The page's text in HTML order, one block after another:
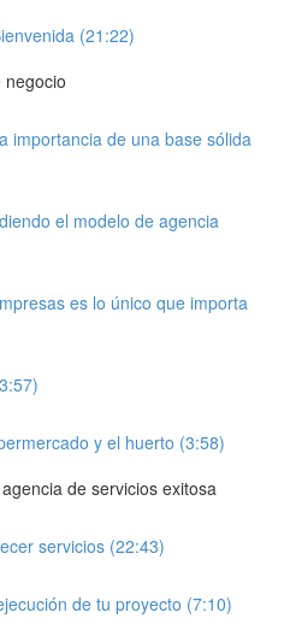
(21:22)
negocio
importancia de una base sólida
el modelo de agencia
es lo único que importa
y el huerto (3:58)
de servicios exitosa
servicios (22:43)
de tu proyecto (7:10)